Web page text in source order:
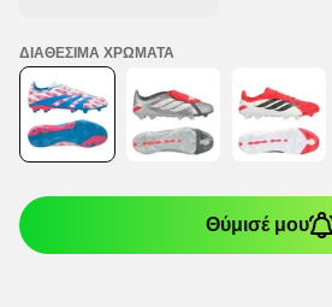
ΔΙΑΘΈΣΙΜΑ ΧΡΏΜΑΤΑ
Θύμισέ μου